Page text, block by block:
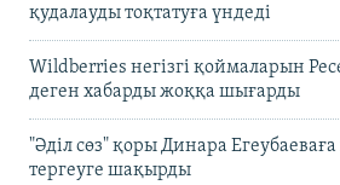
қудалауды тоқтатуға үндеді
Wildberries негізгі қоймаларын
деген хабарды жоққа шығарды
"Әділ сөз" қоры Динара
тергеуге шақырды